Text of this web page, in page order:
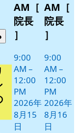
件
ベ
ン
ト)
月
15
日
イ
ベ
ト)
AM［
院長
］
9:00
AM –
12:00
PM
2026年
8月15
日
月
16
日
イ
AM［
院長
］
9:00
AM –
12:00
PM
2026年
8月16
日